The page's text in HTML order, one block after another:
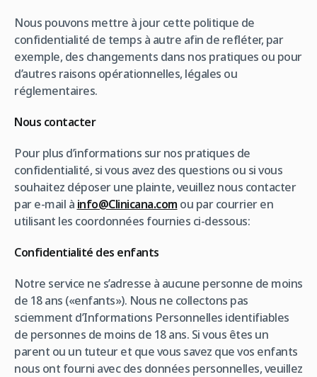
Nous pouvons mettre à jour cette politique de
confidentialité de temps à autre afin de refléter, par
exemple, des changements dans nos pratiques ou pour
d’autres raisons opérationnelles, légales ou
réglementaires.
Nous contacter
Pour plus d’informations sur nos pratiques de
confidentialité, si vous avez des questions ou si vous
souhaitez déposer une plainte, veuillez nous contacter
par e-mail à info@Clinicana.com ou par courrier en
utilisant les coordonnées fournies ci-dessous:
Confidentialité des enfants
Notre service ne s’adresse à aucune personne de moins
de 18 ans («enfants»). Nous ne collectons pas
sciemment d’Informations Personnelles identifiables
de personnes de moins de 18 ans. Si vous êtes un
parent ou un tuteur et que vous savez que vos enfants
nous ont fourni avec des données personnelles, veuillez